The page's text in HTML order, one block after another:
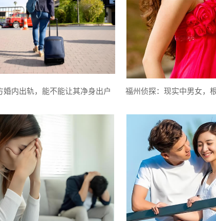
婚内出轨，能不能让其净身出户